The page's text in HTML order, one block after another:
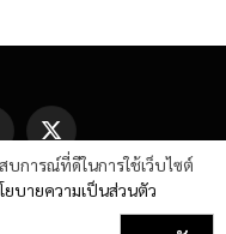
X
(Twitter)
การณ์ที่ดีในการใช้เว็บไซต์
ยบายความเป็นส่วนตัว